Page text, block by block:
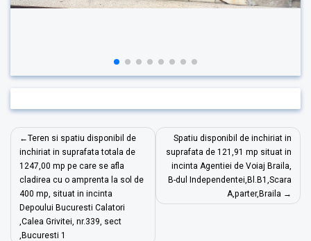
Navigare
în
articole
Teren si spatiu disponibil de
inchiriat in suprafata totala de
1247,00 mp pe care se afla
cladirea cu o amprenta la sol de
400 mp, situat in incinta
Depoului Bucuresti Calatori
,Calea Grivitei, nr.339, sect
,Bucuresti 1
Spatiu disponibil de inchiriat in
suprafata de 121,91 mp situat in
incinta Agentiei de Voiaj Braila,
B-dul Independentei,Bl.B1,Scara
A,parter,Braila